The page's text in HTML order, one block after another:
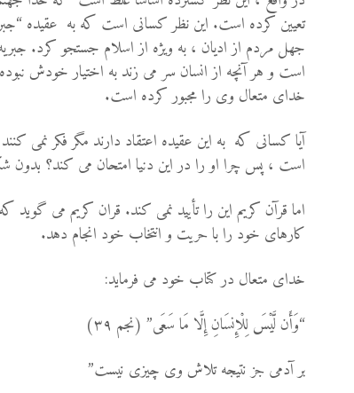
تعیین کرده است. این نظر کسانی است که به عقیده
جهل مردم از ادیان ، به ویژه از اسلام جستجو کرد.
است و هر آنچه از انسان سر می زند به اختيار خودش
خدای متعال وی را مجبور کرده است.
آیا کسانی که به این عقیده اعتقاد دارند مگر فکر نمی
است ، پس چرا او را در این دنیا امتحان می کند؟
اما قرآن کریم این را تأیید نمی کند. قران کریم می
كارهای خود را با حریت و انتخاب خود انجام دهد.
خدای متعال در کتاب خود می فرماید:
“وَأَن لَّيْسَ لِلْإِنسَانِ إِلَّا مَا سَعَى‏” (نجم ۳۹)
بر آدمی جز نتیجه تلاش وی چیزی نیست”